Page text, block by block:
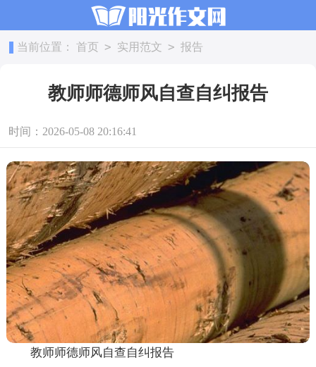
当前位置： 首页 > 实用范文 > 报告
教师师德师风自查自纠报告
时间：2026-05-08 20:16:41
教师师德师风自查自纠报告